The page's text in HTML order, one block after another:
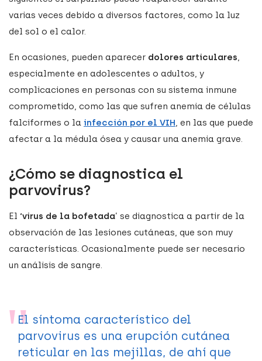
varias veces debido a diversos factores, como la luz
del sol o el calor.
En ocasiones, pueden aparecer dolores articulares,
especialmente en adolescentes o adultos, y
complicaciones en personas con su sistema inmune
comprometido, como las que sufren anemia de células
falciformes o la infección por el VIH, en las que puede
afectar a la médula ósea y causar una anemia grave.
¿Cómo se diagnostica el
parvovirus?
El ‘virus de la bofetada’ se diagnostica a partir de la
observación de las lesiones cutáneas, que son muy
características. Ocasionalmente puede ser necesario
un análisis de sangre.
El síntoma característico del
parvovirus es una erupción cutánea
reticular en las mejillas, de ahí que